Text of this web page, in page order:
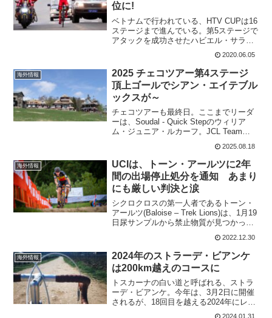
位に!
ベトナムで行われている、HTV CUPは16
ステージまで進んでいる。第5ステージで
アタックを成功させたハビエル・サラ
ダ・ペレスは山岳賞ジャージを着て走っ
ている。ハビエルは、第15ステージでま
たもアタックを成功させて、ついに総合
首位にたった。...
2020.06.05
海外情報
2025 チェコツアー第4ステージ
頂上ゴールでシアン・エイテブル
ックスが～
チェコツアーも最終日。ここまでリーダ
ーは、Soudal - Quick Stepのウィリア
ム・ジュニア・ルカーフ。JCL Team
UKYOのアレッサンドロ・ファンチェル
が総合2位、そしてTeam Visma | Lease a
Bikeの...
2025.08.18
海外情報
UCIは、トーン・アールツに2年
間の出場停止処分を通知 あまり
にも厳しい判決と涙
シクロクロスの第一人者であるトーン・
アールツ(Baloise – Trek Lions)は、1月19
日尿サンプルから禁止物質が見つかった
ために、レース停止して1年近くたつ。出
場停止は、自分の意思で潔白が証明され
るまで出場を見送っていた。今回...
2022.12.30
海外情報
2024年のストラーデ・ビアンケ
は200km越えのコースに
トスカーナの白い道と呼ばれる、ストラ
ーデ・ビアンケ。今年は、3月2日に開催
されるが、18回目を越える2024年にレー
スはついに200kmを越えてくる。グラベ
2024.01.31